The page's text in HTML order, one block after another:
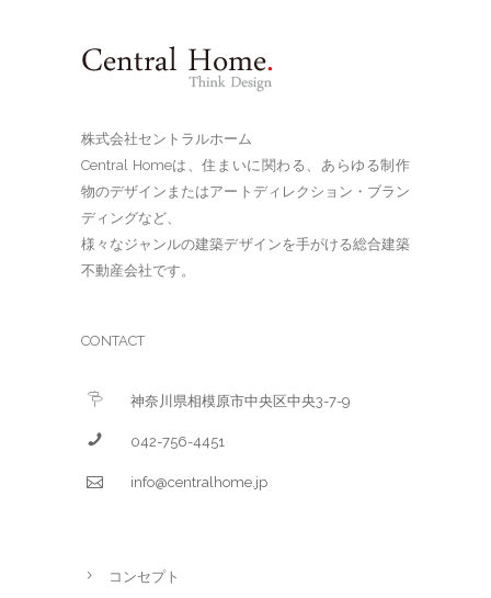
株式会社セントラルホーム
Central Homeは、住まいに関わる、あらゆる制作
物のデザインまたはアートディレクション・ブラン
ディングなど、
様々なジャンルの建築デザインを手がける総合建築
不動産会社です。
CONTACT
神奈川県相模原市中央区中央3-7-9
042-756-4451
info@centralhome.jp
コンセプト